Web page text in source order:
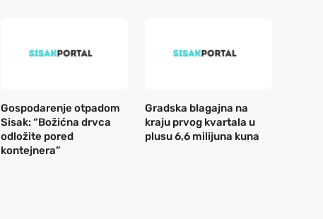
Gospodarenje otpadom
Sisak: “Božićna drvca
odložite pored
kontejnera”
Gradska blagajna na
kraju prvog kvartala u
plusu 6,6 milijuna kuna